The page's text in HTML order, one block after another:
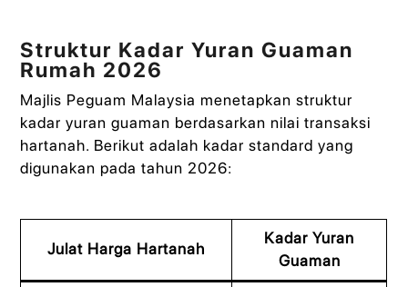
Struktur Kadar Yuran Guaman
Rumah 2026
Majlis Peguam Malaysia menetapkan struktur
kadar yuran guaman berdasarkan nilai transaksi
hartanah. Berikut adalah kadar standard yang
digunakan pada tahun 2026:
Julat Harga Hartanah
Kadar Yuran
Guaman